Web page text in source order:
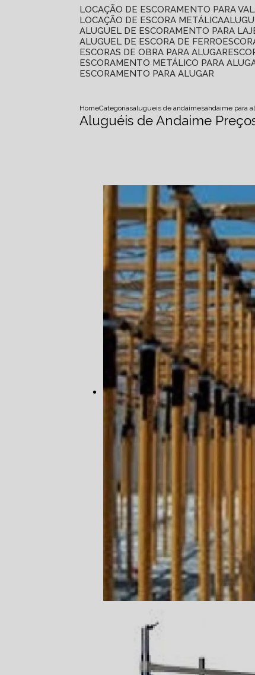
LOCAÇÃO DE ESCORAMENTO PARA
LOCAÇÃO DE ESCORA METÁLICA
ALUGUEL DE ESCORAMENTO PARA
ALUGUEL DE ESCORA DE FERRO
ESCORAS DE OBRA PARA ALUGAR
ESCORAMENTO METÁLICO PARA
ESCORAMENTO PARA ALUGAR
HomeCategoriasalugueis de andaimesandaime para
Aluguéis de Andaime